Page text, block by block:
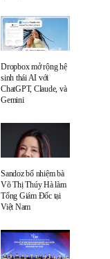
Dropbox mở rộng hệ
sinh thái AI với
ChatGPT, Claude, và
Gemini
Sandoz bổ nhiệm bà
Võ Thị Thúy Hà làm
Tổng Giám Đốc tại
Việt Nam